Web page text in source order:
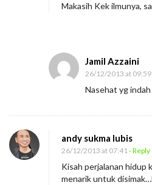
Makasih Kek ilmunya,
Jamil Azzaini
26/12/2013 at 09:59
Nasehat yg
andy sukma lubis
26/12/2013 at 07:41- Reply
Kisah perjalanan hidup
menarik untuk